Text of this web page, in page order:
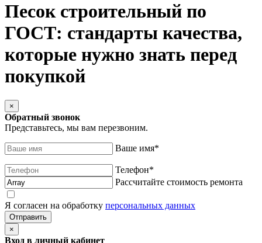
Песок строительный по
ГОСТ: стандарты качества,
которые нужно знать перед
покупкой
×
Обратный звонок
Представьтесь, мы вам перезвоним.
Ваше имя*
Телефон*
Рассчитайте стоимость ремонта
Я согласен на обработку персональных данных
×
Вход в личный кабинет